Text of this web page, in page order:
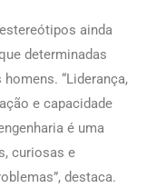
ainda
determinadas
“Liderança,
e capacidade
é uma
curiosas e
destaca.